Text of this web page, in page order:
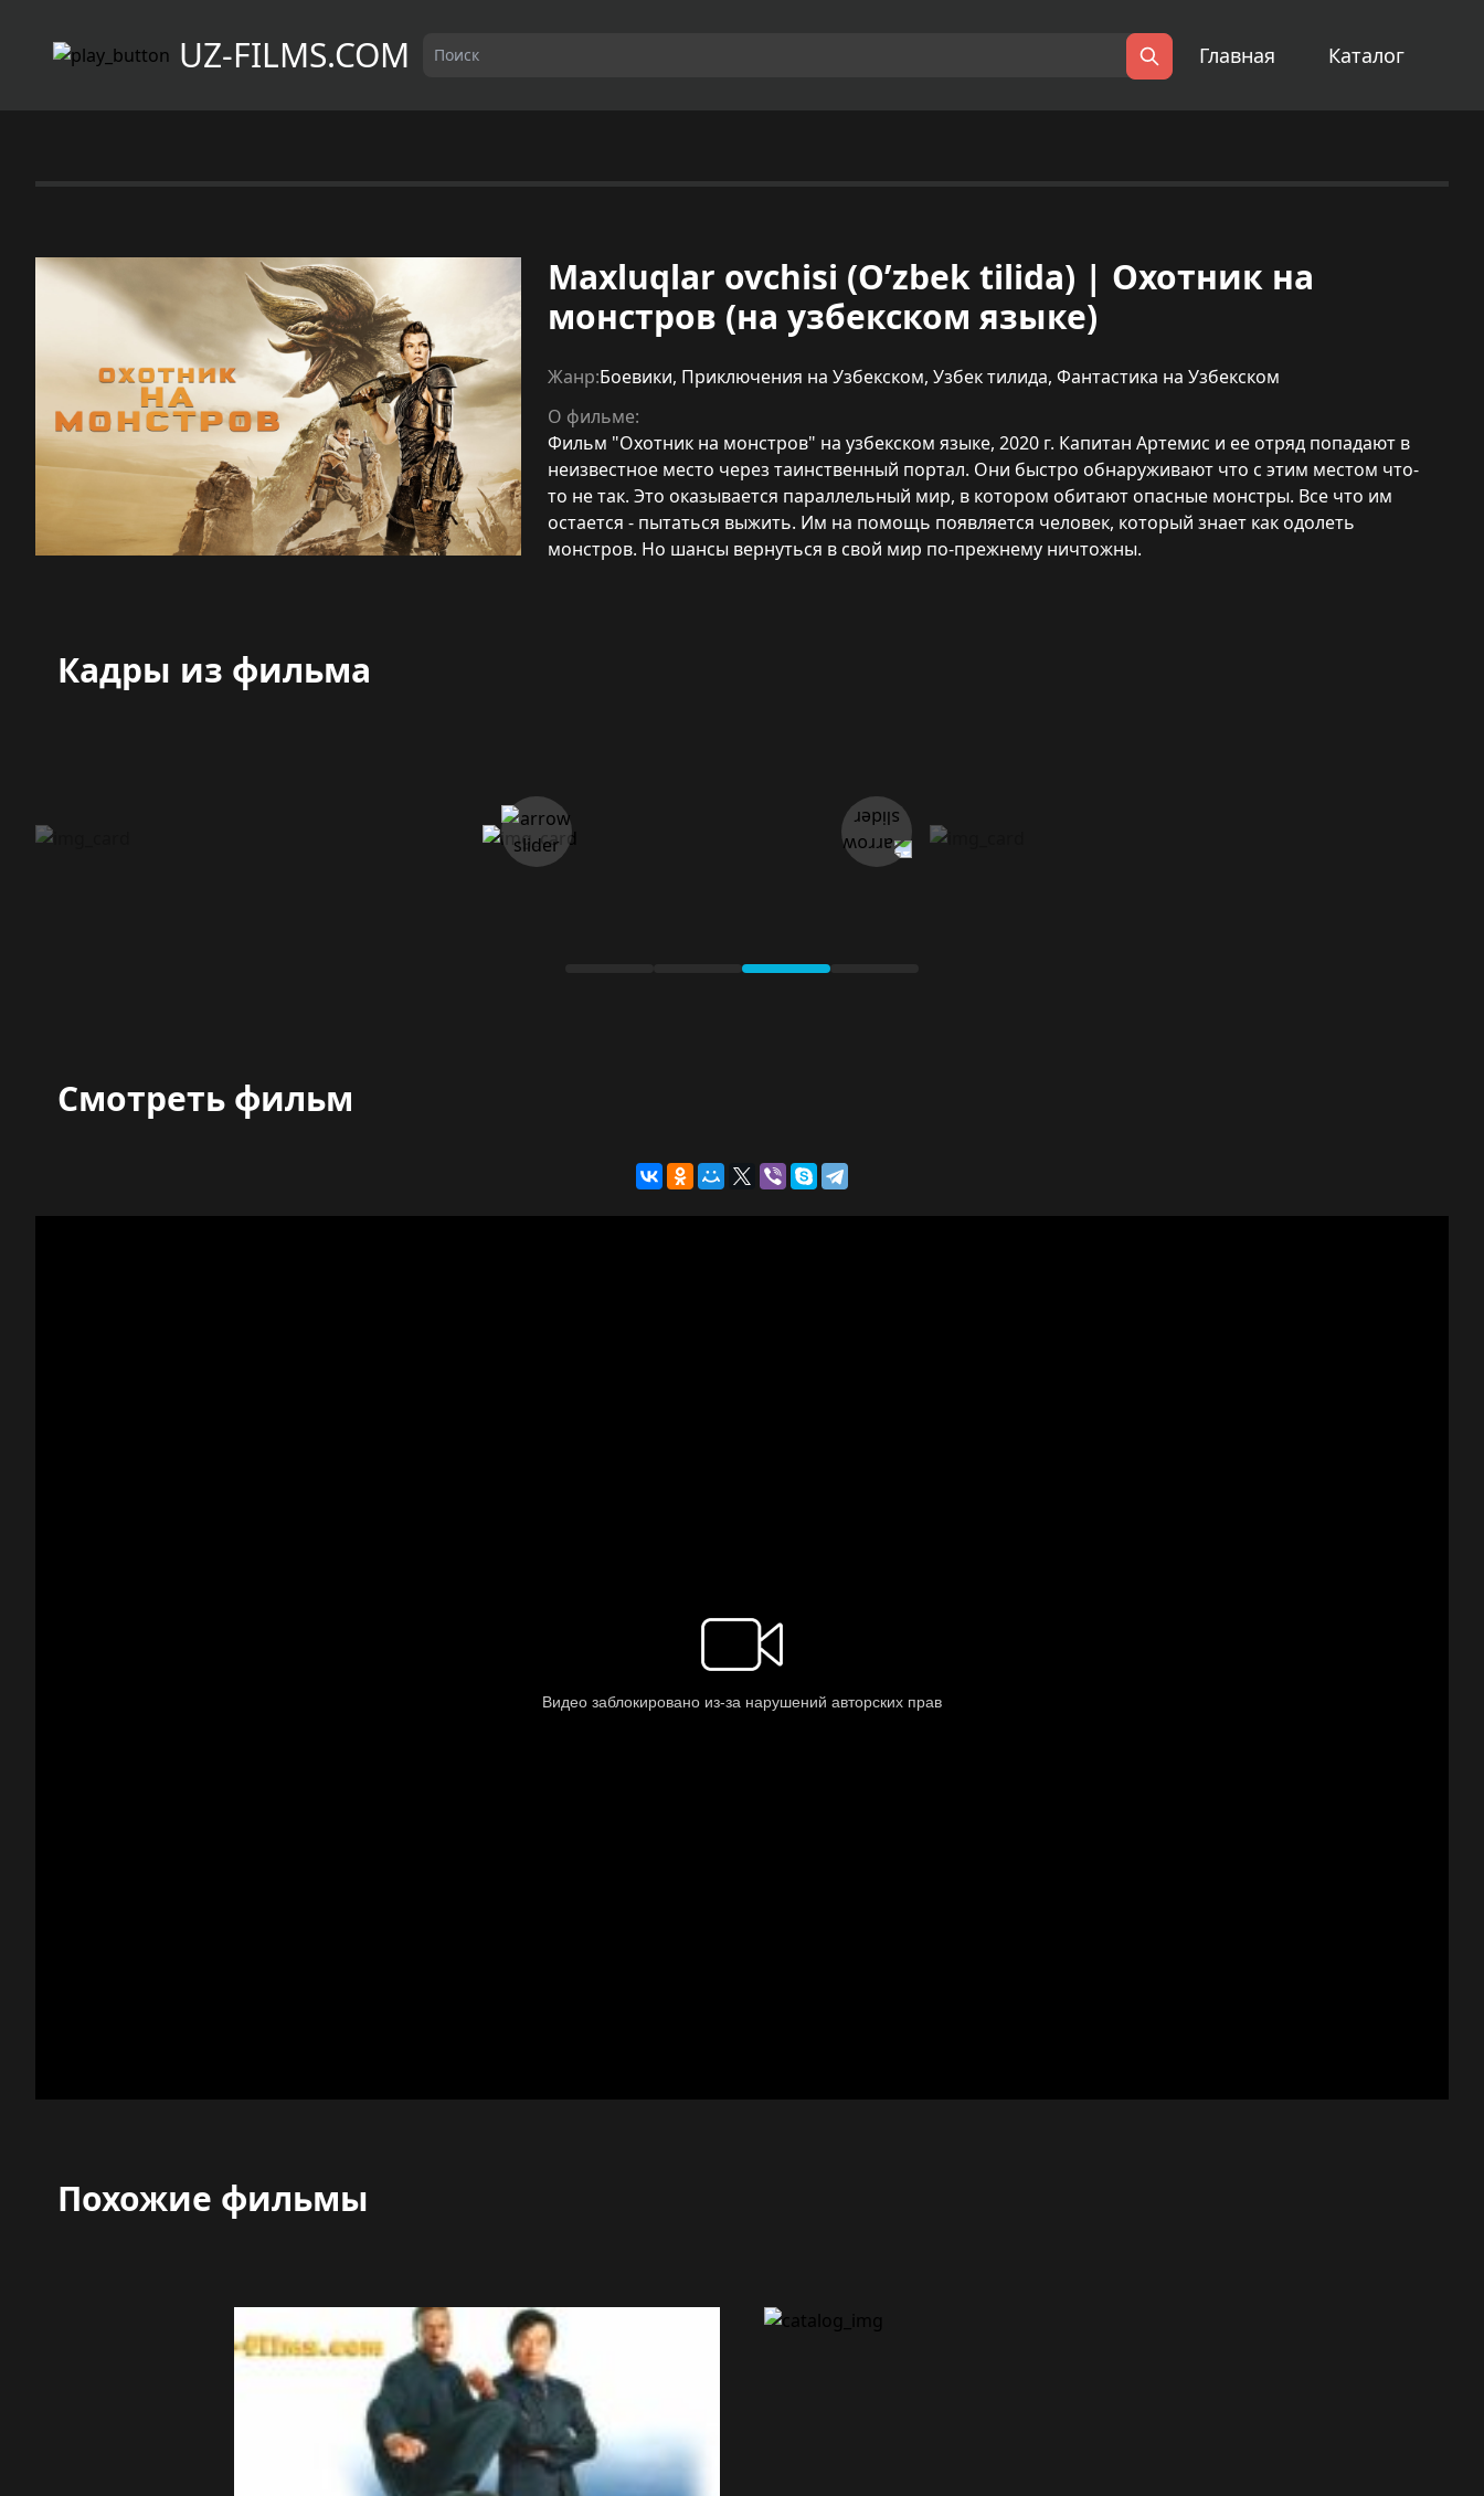
UZ-FILMS.COM Поиск
Главная Каталог
Maxluqlar ovchisi (O’zbek tilida) | Охотник на
монстров (на узбекском языке)
Жанр:Боевики, Приключения на Узбекском, Узбек тилида, Фантастика на Узбекском
О фильме:
Фильм "Охотник на монстров" на узбекском языке, 2020 г. Капитан Артемис и ее отряд попадают в
неизвестное место через таинственный портал. Они быстро обнаруживают что с этим местом что-
то не так. Это оказывается параллельный мир, в котором обитают опасные монстры. Все что им
остается - пытаться выжить. Им на помощь появляется человек, который знает как одолеть
монстров. Но шансы вернуться в свой мир по-прежнему ничтожны.
Кадры из фильма
Смотреть фильм
Похожие фильмы